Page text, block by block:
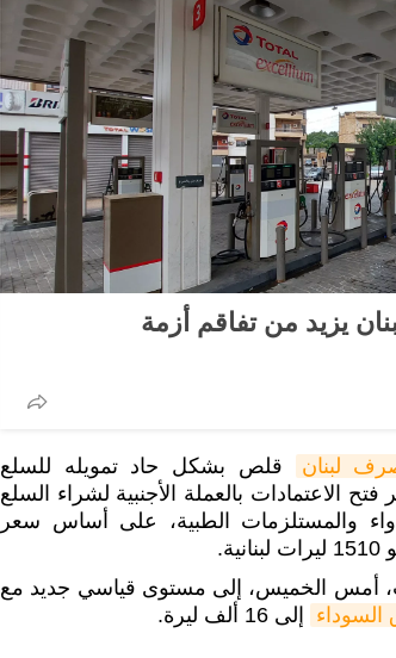
يزيد من تفاقم أزمة
لبنان
قلص بشكل حاد تمويله للسلع
الاعتمادات بالعملة الأجنبية لشراء السلع
والمستلزمات الطبية، على أساس سعر
هوت، أمس الخميس، إلى مستوى قياسي جديد مع
إلى 16 ألف ليرة.